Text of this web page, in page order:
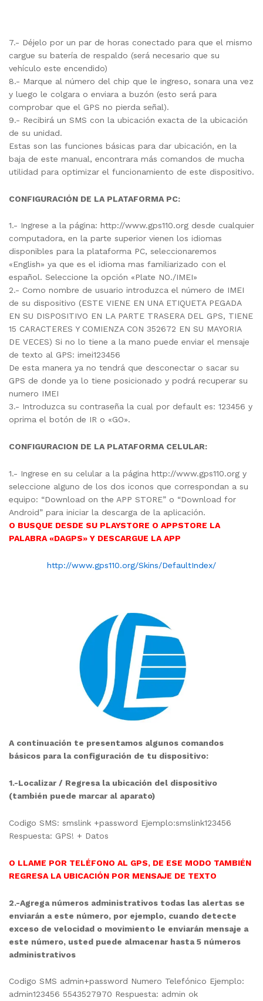
7.- Déjelo por un par de horas conectado para que el mismo
cargue su batería de respaldo (será necesario que su
vehículo este encendido)
8.- Marque al número del chip que le ingreso, sonara una vez
y luego le colgara o enviara a buzón (esto será para
comprobar que el GPS no pierda señal).
9.- Recibirá un SMS con la ubicación exacta de la ubicación
de su unidad.
Estas son las funciones básicas para dar ubicación, en la
baja de este manual, encontrara más comandos de mucha
utilidad para optimizar el funcionamiento de este dispositivo.
CONFIGURACIÓN DE LA PLATAFORMA PC:
1.- Ingrese a la página: http://www.gps110.org desde cualquier
computadora, en la parte superior vienen los idiomas
disponibles para la plataforma PC, seleccionaremos
«English» ya que es el idioma mas familiarizado con el
español. Seleccione la opción «Plate NO./IMEI»
2.- Como nombre de usuario introduzca el número de IMEI
de su dispositivo (ESTE VIENE EN UNA ETIQUETA PEGADA
EN SU DISPOSITIVO EN LA PARTE TRASERA DEL GPS, TIENE
15 CARACTERES Y COMIENZA CON 352672 EN SU MAYORIA
DE VECES) Si no lo tiene a la mano puede enviar el mensaje
de texto al GPS: imei123456
De esta manera ya no tendrá que desconectar o sacar su
GPS de donde ya lo tiene posicionado y podrá recuperar su
numero IMEI
3.- Introduzca su contraseña la cual por default es: 123456 y
oprima el botón de IR o «GO».
CONFIGURACION DE LA PLATAFORMA CELULAR:
1.- Ingrese en su celular a la página http://www.gps110.org y
seleccione alguno de los dos iconos que correspondan a su
equipo: “Download on the APP STORE” o “Download for
Android” para iniciar la descarga de la aplicación.
O BUSQUE DESDE SU PLAYSTORE O APPSTORE LA
PALABRA «DAGPS» Y DESCARGUE LA APP
http://www.gps110.org/Skins/DefaultIndex/
A continuación te presentamos algunos comandos
básicos para la configuración de tu dispositivo:
1.-Localizar / Regresa la ubicación del dispositivo
(también puede marcar al aparato)
Codigo SMS: smslink +password Ejemplo:smslink123456
Respuesta: GPS! + Datos
O LLAME POR TELÉFONO AL GPS, DE ESE MODO TAMBIÉN
REGRESA LA UBICACIÓN POR MENSAJE DE TEXTO
2.-Agrega números administrativos todas las alertas se
enviarán a este número, por ejemplo, cuando detecte
exceso de velocidad o movimiento le enviarán mensaje a
este número, usted puede almacenar hasta 5 números
administrativos
Codigo SMS admin+password Numero Telefónico Ejemplo:
admin123456 5543527970 Respuesta: admin ok